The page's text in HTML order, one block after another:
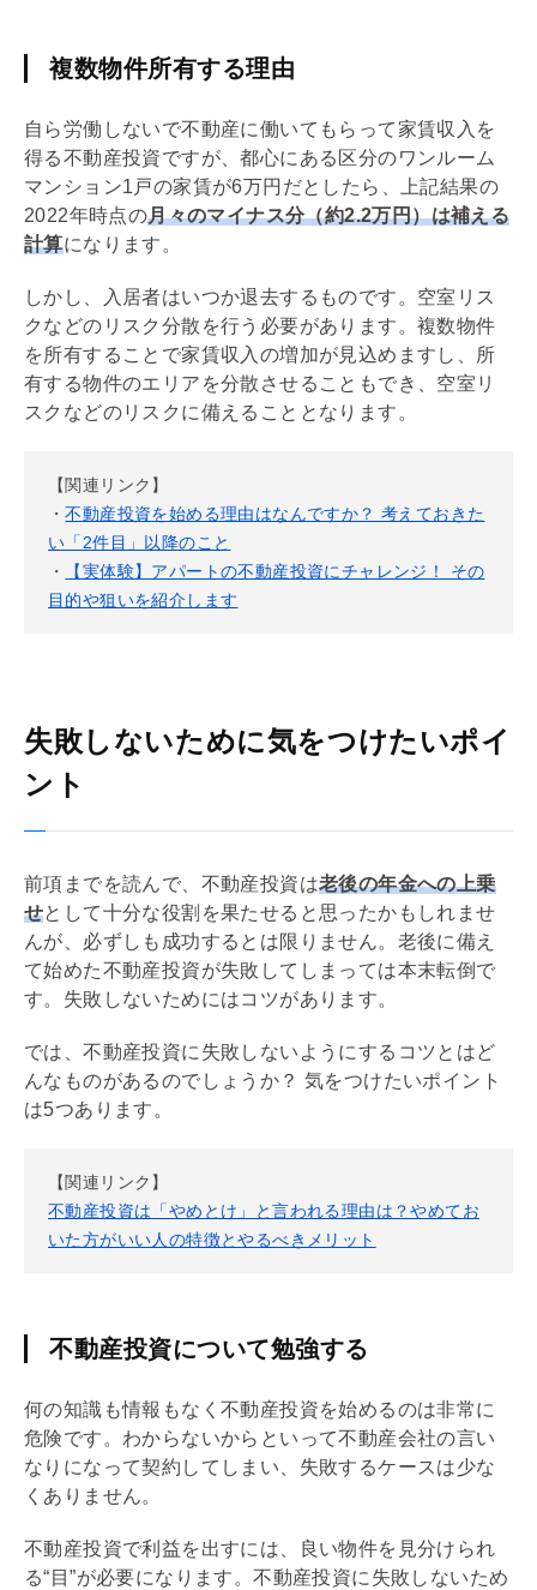
複数物件所有する理由
自ら労働しないで不動産に働いてもらって家賃収入を
得る不動産投資ですが、都心にある区分のワンルーム
マンション1戸の家賃が6万円だとしたら、上記結果の
2022年時点の月々のマイナス分（約2.2万円）は補える
計算になります。
しかし、入居者はいつか退去するものです。空室リス
クなどのリスク分散を行う必要があります。複数物件
を所有することで家賃収入の増加が見込めますし、所
有する物件のエリアを分散させることもでき、空室リ
スクなどのリスクに備えることとなります。
【関連リンク】
・不動産投資を始める理由はなんですか？ 考えておきた
い「2件目」以降のこと
・
【実体験】アパートの不動産投資にチャレンジ！ その
目的や狙いを紹介します
失敗しないために気をつけたいポイ
ント
前項までを読んで、不動産投資は老後の年金への上乗
せとして十分な役割を果たせると思ったかもしれませ
んが、必ずしも成功するとは限りません。老後に備え
て始めた不動産投資が失敗してしまっては本末転倒で
す。失敗しないためにはコツがあります。
では、不動産投資に失敗しないようにするコツとはど
んなものがあるのでしょうか？ 気をつけたいポイント
は5つあります。
【関連リンク】
不動産投資は「やめとけ」と言われる理由は？やめてお
いた方がいい人の特徴とやるべきメリット
不動産投資について勉強する
何の知識も情報もなく不動産投資を始めるのは非常に
危険です。わからないからといって不動産会社の言い
なりになって契約してしまい、失敗するケースは少な
くありません。
不動産投資で利益を出すには、良い物件を見分けられ
る“目”が必要になります。不動産投資に失敗しないため